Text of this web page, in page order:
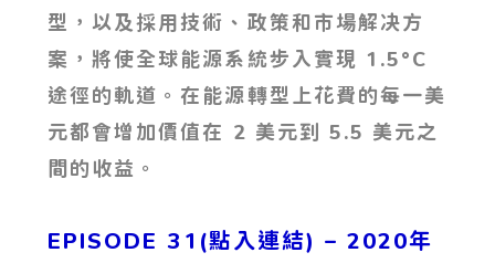
型，以及採用技術、政策和市場解决方
案，將使全球能源系統步入實現 1.5°C
途徑的軌道。在能源轉型上花費的每一美
元都會增加價值在 2 美元到 5.5 美元之
間的收益。
EPISODE 31(點入連結) – 2020年